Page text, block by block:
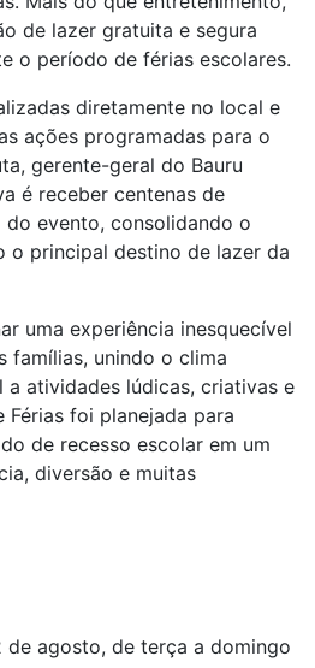
de lazer gratuita e segura
o período de férias escolares.
diretamente no local e
ações programadas para o
gerente-geral do Bauru
é receber centenas de
evento, consolidando o
o principal destino de lazer da
uma experiência inesquecível
famílias, unindo o clima
atividades lúdicas, criativas e
Férias foi planejada para
de recesso escolar em um
diversão e muitas
de agosto, de terça a domingo